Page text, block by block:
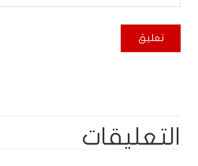
التعليقات